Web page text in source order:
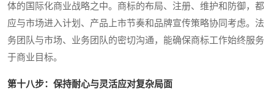
体的国际化商业战略之中。商标的布局、注册、维护和防御，都
应与市场进入计划、产品上市节奏和品牌宣传策略协同考虑。法
务团队与市场、业务团队的密切沟通，能确保商标工作始终服务
于商业目标。
第十八步：保持耐心与灵活应对复杂局面